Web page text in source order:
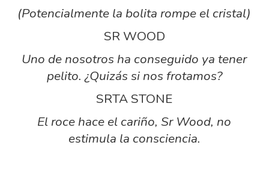
(Potencialmente la bolita rompe el cristal)
SR WOOD
Uno de nosotros ha conseguido ya tener
pelito. ¿Quizás si nos frotamos?
SRTA STONE
El roce hace el cariño, Sr Wood, no
estimula la consciencia.